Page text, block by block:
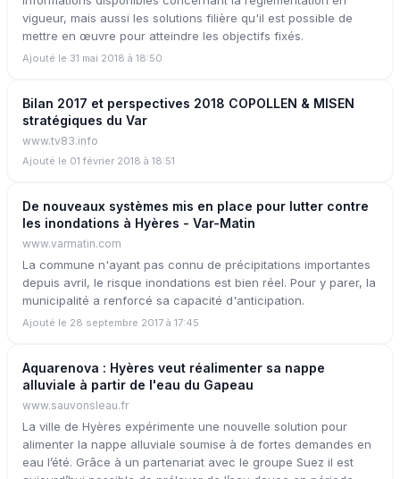
vigueur, mais aussi les solutions filière qu'il est possible de
mettre en œuvre pour atteindre les objectifs fixés.
Ajouté le 31 mai 2018 à 18:50
Bilan 2017 et perspectives 2018 COPOLLEN & MISEN
stratégiques du Var
www.tv83.info
Ajouté le 01 février 2018 à 18:51
De nouveaux systèmes mis en place pour lutter contre
les inondations à Hyères - Var-Matin
www.varmatin.com
La commune n'ayant pas connu de précipitations importantes
depuis avril, le risque inondations est bien réel. Pour y parer, la
municipalité a renforcé sa capacité d'anticipation.
Ajouté le 28 septembre 2017 à 17:45
Aquarenova : Hyères veut réalimenter sa nappe
alluviale à partir de l'eau du Gapeau
www.sauvonsleau.fr
La ville de Hyères expérimente une nouvelle solution pour
alimenter la nappe alluviale soumise à de fortes demandes en
eau l’été. Grâce à un partenariat avec le groupe Suez il est